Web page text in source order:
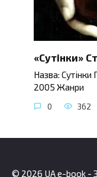
«Сутінки»
Назва:
2005 Жанри
0 362
© 2026 UA e-book -